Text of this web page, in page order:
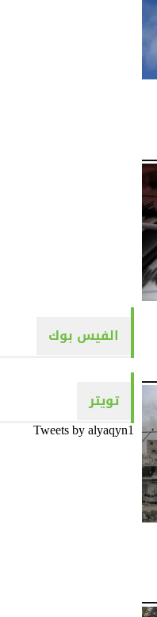
الفيس بوك
تويتر
Tweets by alyaqyn1